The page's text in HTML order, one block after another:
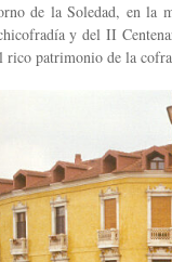
de la Soledad, en la
y del II
rico patrimonio de la